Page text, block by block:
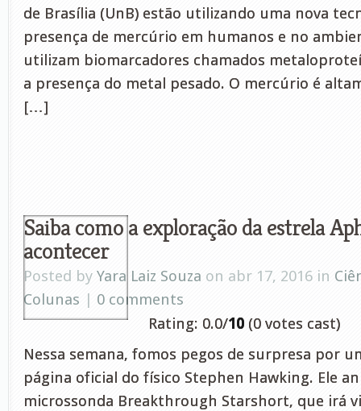
de Brasília (UnB) estão utilizando uma nova
presença de mercúrio em humanos e no
utilizam biomarcadores chamados
a presença do metal pesado. O mercúrio é
[…]
Saiba como a exploração da estrela
acontecer
Posted by Yara Laiz Souza on abr 17, 2016 in
Colunas | 0 comments
Rating: 0.0/10 (0 votes cast)
Nessa semana, fomos pegos de surpresa por
página oficial do físico Stephen Hawking. Ele
microssonda Breakthrough Starshort, que irá